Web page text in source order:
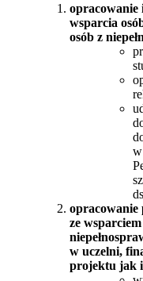
opracowanie
wsparcia
osób z
w
opracowanie
ze
w uczelni,
projektu jak i